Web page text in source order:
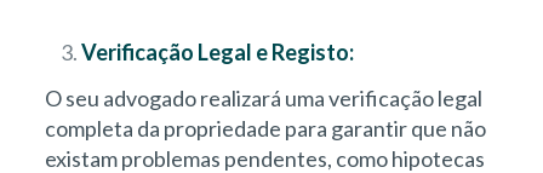
Verificação Legal e Registo:
O seu advogado realizará uma verificação legal
completa da propriedade para garantir que não
existam problemas pendentes, como hipotecas